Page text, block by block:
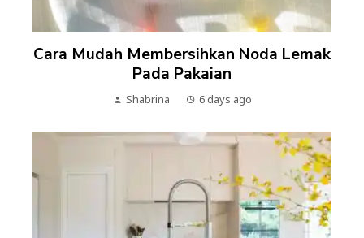
Cara Mudah Membersihkan Noda Lemak
Pada Pakaian
Shabrina 6 days ago